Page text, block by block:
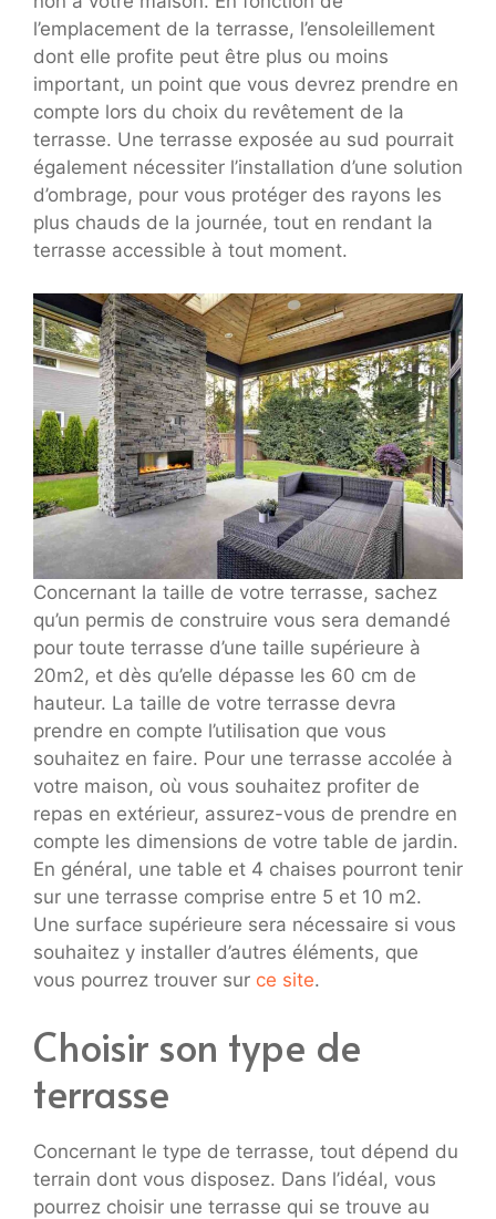
l’emplacement de la terrasse, l’ensoleillement
dont elle profite peut être plus ou moins
important, un point que vous devrez prendre en
compte lors du choix du revêtement de la
terrasse. Une terrasse exposée au sud pourrait
également nécessiter l’installation d’une solution
d’ombrage, pour vous protéger des rayons les
plus chauds de la journée, tout en rendant la
terrasse accessible à tout moment.
Concernant la taille de votre terrasse, sachez
qu’un permis de construire vous sera demandé
pour toute terrasse d’une taille supérieure à
20m2, et dès qu’elle dépasse les 60 cm de
hauteur. La taille de votre terrasse devra
prendre en compte l’utilisation que vous
souhaitez en faire. Pour une terrasse accolée à
votre maison, où vous souhaitez profiter de
repas en extérieur, assurez-vous de prendre en
compte les dimensions de votre table de jardin.
En général, une table et 4 chaises pourront tenir
sur une terrasse comprise entre 5 et 10 m2.
Une surface supérieure sera nécessaire si vous
souhaitez y installer d’autres éléments, que
vous pourrez trouver sur ce site.
Choisir son type de
terrasse
Concernant le type de terrasse, tout dépend du
terrain dont vous disposez. Dans l’idéal, vous
pourrez choisir une terrasse qui se trouve au